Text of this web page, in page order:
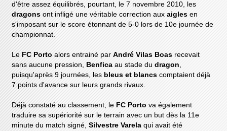
d'être assez équilibrés, pourtant, le 7 novembre 2010, les
dragonsont infligé une véritable correction auxaiglesen
s'imposant sur le score étonnant de 5-0 lors de 10e journée de
championnat.
LeFC Porto alors entrainé parAndré Vilas Boas recevait
sans aucune pression, Benficaau stade dudragon,
puisqu'après 9 journées, les bleus et blancs comptaient déjà
7 points d'avance sur leurs grands rivaux.
Déjà constaté au classement, le FC Porto va également
traduire sa supériorité sur le terrain avec un but dès la 11e
minute du match signé,Silvestre Varela qui avait été